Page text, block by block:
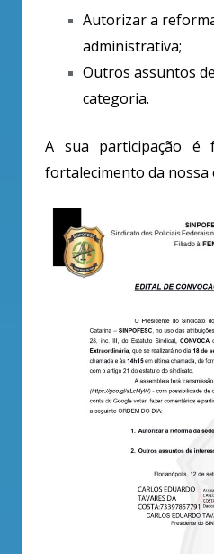
Autorizar a
administrativa;
Outros assuntos
categoria.
A sua participação é
fortalecimento da nossa